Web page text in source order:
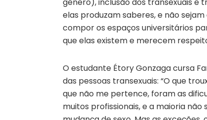
elas produzam saberes, e não
compor os espaços universitários
que elas existem e merecem
O estudante Étory Gonzaga cursa
das pessoas transexuais: “O que
que não me pertence, foram as
muitos profissionais, e a maioria